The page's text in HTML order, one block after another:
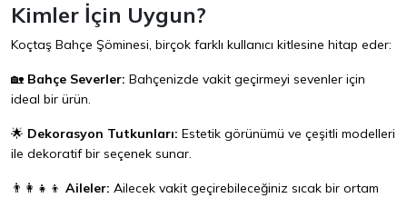
Kimler İçin Uygun?
Koçtaş Bahçe Şöminesi, birçok farklı kullanıcı kitlesine hitap eder:
🏡 Bahçe Severler: Bahçenizde vakit geçirmeyi sevenler için
ideal bir ürün.
🌟 Dekorasyon Tutkunları: Estetik görünümü ve çeşitli modelleri
ile dekoratif bir seçenek sunar.
👨‍👩‍👧‍👦 Aileler: Ailecek vakit geçirebileceğiniz sıcak bir ortam